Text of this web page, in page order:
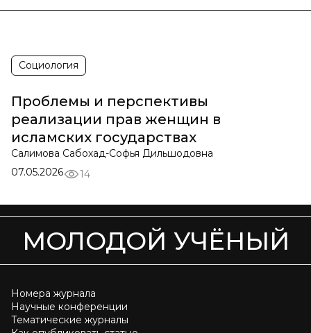
Социология
Проблемы и перспективы
реализации прав женщин в
исламских государствах
Салимова Сабохад-Софья Дильшодовна
07.05.2026
14
МОЛОДОЙ УЧЁНЫЙ
Номера журнала
Научные конференции
Тематические журналы